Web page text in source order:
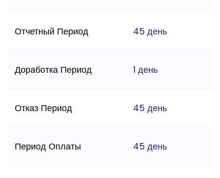
Отчетный Период 45 день
Доработка Период 1 день
Отказ Период 45 день
Период Оплаты 45 день